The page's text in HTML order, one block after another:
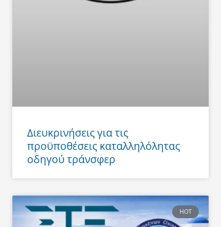
Διευκρινήσεις για τις
προϋποθέσεις καταλληλόλητας
οδηγού τράνσφερ
HOT